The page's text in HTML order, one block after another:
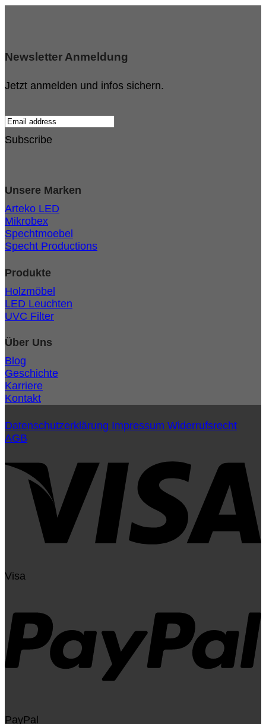
Newsletter Anmeldung
Jetzt anmelden und infos sichern.
Subscribe
Unsere Marken
Arteko LED
Mikrobex
Spechtmoebel
Specht Productions
Produkte
Holzmöbel
LED Leuchten
UVC Filter
Über Uns
Blog
Geschichte
Karriere
Kontakt
Datenschutzerklärung Impressum Widerrufsrecht
AGB
Visa
PayPal